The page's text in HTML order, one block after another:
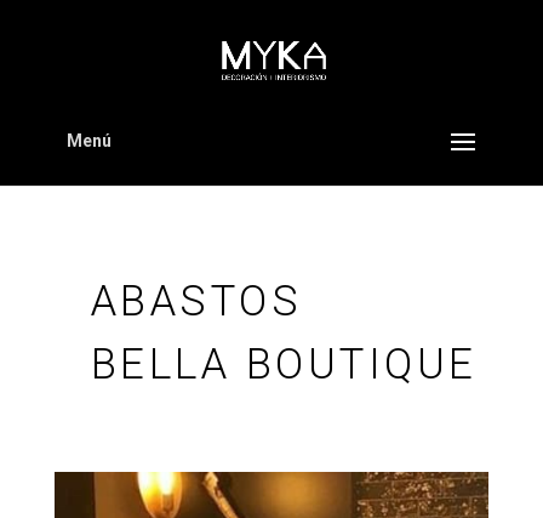
Menú
ABASTOS
BELLA BOUTIQUE